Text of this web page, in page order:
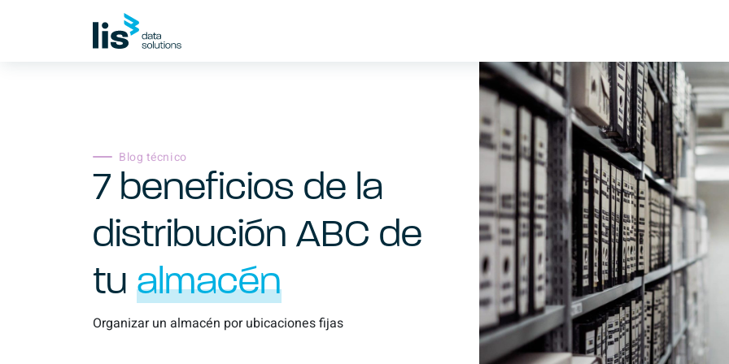
Blog técnico
7 beneficios de la
distribución ABC de
tu almacén
Organizar un almacén por ubicaciones fijas